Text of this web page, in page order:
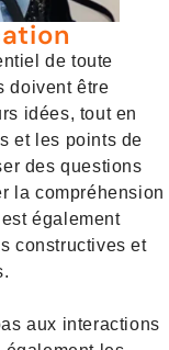
de toute
doivent être
idées, tout en
et les points de
des questions
la compréhension
également
constructives et
aux interactions